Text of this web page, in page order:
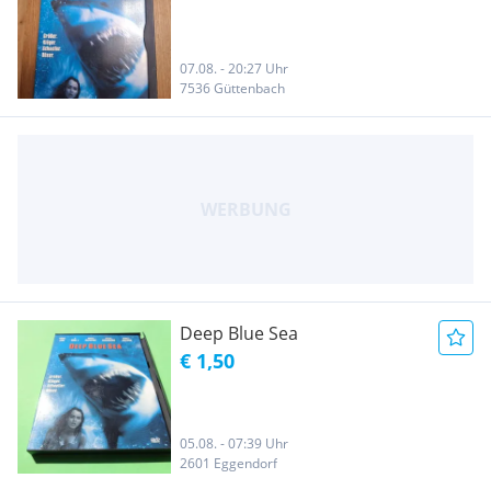
07.08. - 20:27 Uhr
7536 Güttenbach
Deep Blue Sea
€ 1,50
05.08. - 07:39 Uhr
2601 Eggendorf